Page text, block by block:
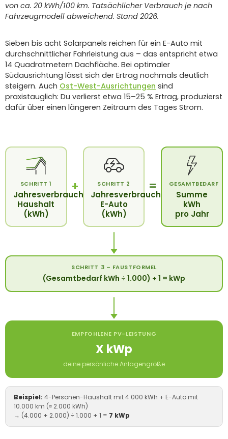
von ca. 20 kWh/100 km. Tatsächlicher Verbrauch je nach
Fahrzeugmodell abweichend. Stand 2026.
Sieben bis acht Solarpanels reichen für ein E-Auto mit
durchschnittlicher Fahrleistung aus – das entspricht etwa
14 Quadratmetern Dachfläche. Bei optimaler
Südausrichtung lässt sich der Ertrag nochmals deutlich
steigern. Auch Ost-West-Ausrichtungen sind
praxistauglich: Du verlierst etwa 15–25 % Ertrag, produzierst
dafür über einen längeren Zeitraum des Tages Strom.
SCHRITT 1
Jahresverbrauch
Haushalt
(kWh)
+ SCHRITT 2
Jahresverbrauch
E-Auto
(kWh)
= GESAMTBEDARF
Summe
kWh
pro Jahr
SCHRITT 3 – FAUSTFORMEL
(Gesamtbedarf kWh ÷ 1.000) + 1 = kWp
EMPFOHLENE PV-LEISTUNG
X kWp
deine persönliche Anlagengröße
Beispiel: 4-Personen-Haushalt mit 4.000 kWh + E-Auto mit
10.000 km (≈ 2.000 kWh)
→ (4.000 + 2.000) ÷ 1.000 + 1 = 7 kWp